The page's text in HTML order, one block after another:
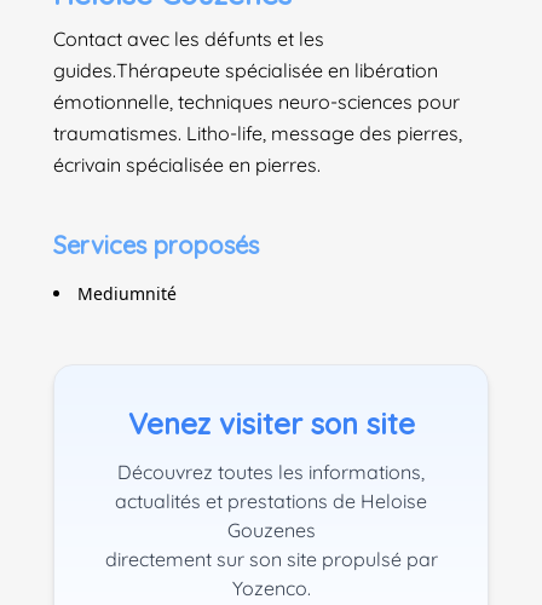
Contact avec les défunts et les
guides.Thérapeute spécialisée en libération
émotionnelle, techniques neuro-sciences pour
traumatismes. Litho-life, message des pierres,
écrivain spécialisée en pierres.
Services proposés
Mediumnité
Venez visiter son site
Découvrez toutes les informations,
actualités et prestations de Heloise
Gouzenes
directement sur son site propulsé par
Yozenco.